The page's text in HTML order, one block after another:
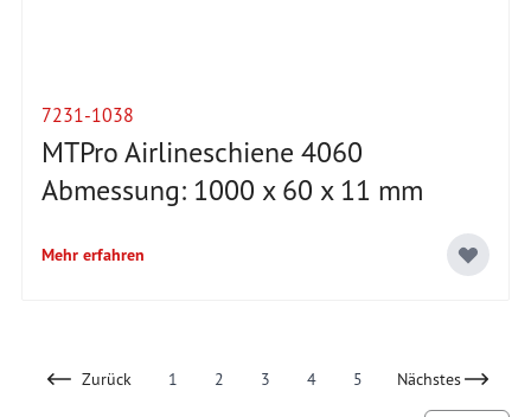
7231-1038
MTPro Airlineschiene 4060
Abmessung: 1000 x 60 x 11 mm
Mehr erfahren
Zurück Page
1 You're currently reading page
2 Page
3 Page
4 Page
5 Nächstes